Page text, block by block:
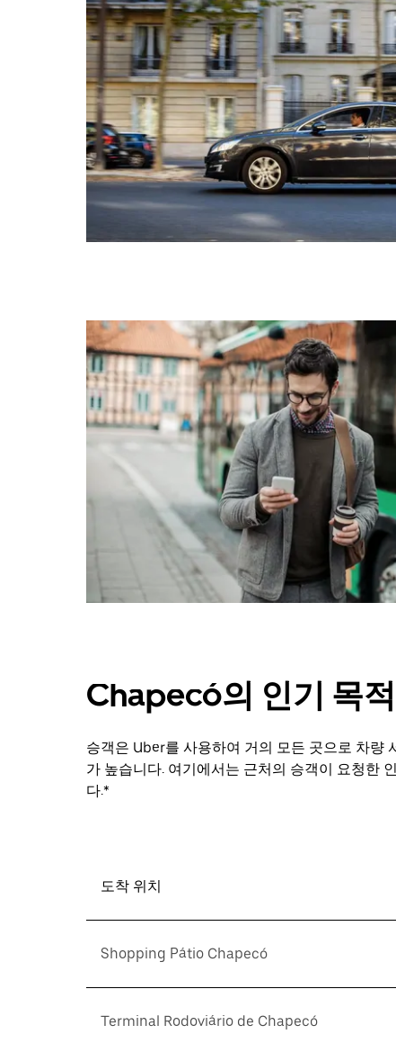
Chapecó의 인기 목
승객은 Uber를 사용하여 거의 모든 곳으로 차량
가 높습니다. 여기에서는 근처의 승객이 요청한
다.*
도착 위치
Shopping Pátio Chapecó
Terminal Rodoviário de Chapecó